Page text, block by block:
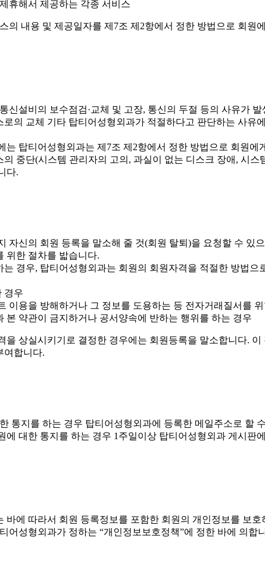
휴해서 제공하는 각종 서비스
내용 및 제공일자를 제7조 제2항에서 정한 방법으로 회원
설비의 보수점검·교체 및 고장, 통신의 두절 등의 사유가 발
의 교체 기타 탑티어성형외과가 적절하다고 판단하는 사유
탑티어성형외과는 제7조 제2항에서 정한 방법으로 회원에
중단(시스템 관리자의 고의, 과실이 없는 디스크 장애, 시스
다.
자신의 회원 등록을 말소해 줄 것(회원 탈퇴)을 요청할 수 있
위한 절차를 밟습니다.
경우, 탑티어성형외과는 회원의 회원자격을 적절한 방법으
경우
이용을 방해하거나 그 정보를 도용하는 등 전자거래질서를
본 약관이 금지하거나 공서양속에 반하는 행위를 하는 경우
상실시키기로 결정한 경우에는 회원등록을 말소합니다. 이
여합니다.
통지를 하는 경우 탑티어성형외과에 등록한 메일주소로 할
대한 통지를 하는 경우 1주일이상 탑티어성형외과 게시판
바에 따라서 회원 등록정보를 포함한 회원의 개인정보를 보
어성형외과가 정하는 “개인정보보호정책”에 정한 바에 의합